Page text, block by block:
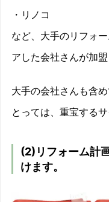
・リノコ
など、大手のリフォ
アした会社さんが加盟
大手の会社さんも含
とっては、重宝するサ
(2)リフォーム計
けます。